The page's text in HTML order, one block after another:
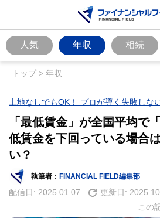
人気 年収 相続
トップ> 年収
土地なしでもOK！ プロが導く失敗し
「最低賃金」が全国平均で
低賃金を下回っている場合
い？
執筆者 : FINANCIAL FIELD編集部
配信日: 2025.01.07 更新日:
この